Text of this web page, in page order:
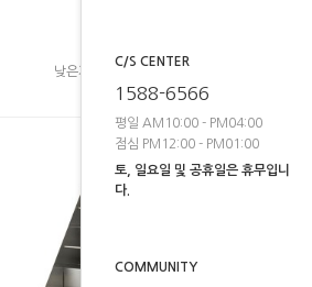
낮은가격 높은가격
C/S CENTER
1588-6566
평일 AM10:00 - PM04:00
점심 PM12:00 - PM01:00
토, 일요일 및 공휴일은 휴무입니
다.
COMMUNITY